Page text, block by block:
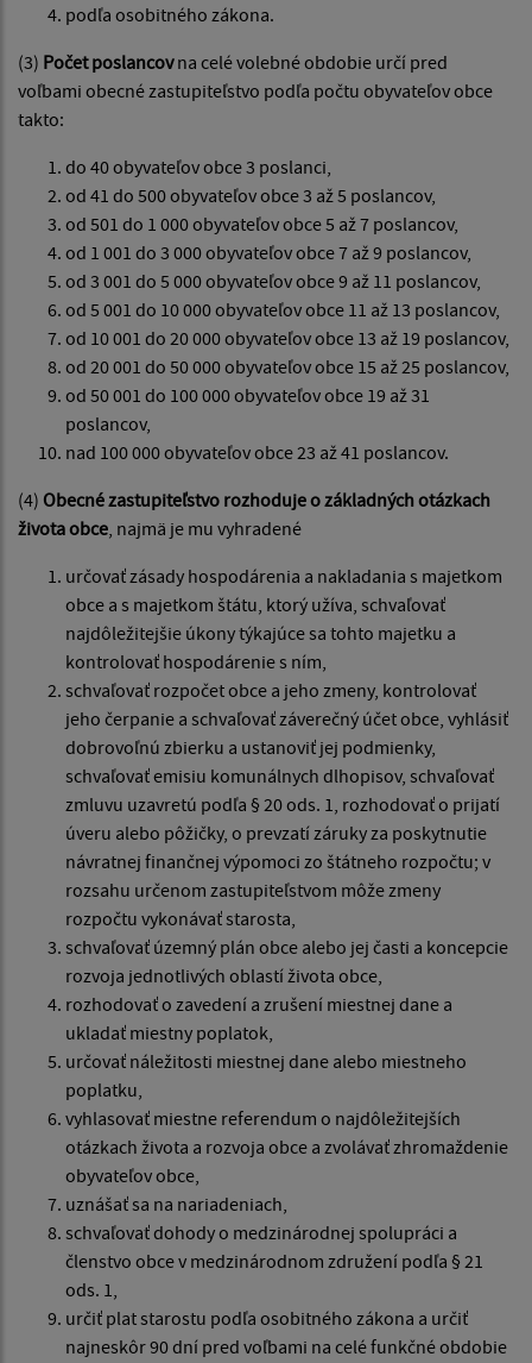
podľa osobitného zákona.
(3) Počet poslancovna celé volebné obdobie určí pred
voľbami obecné zastupiteľstvo podľa počtu obyvateľov obce
takto:
do 40 obyvateľov obce 3 poslanci,
od 41 do 500 obyvateľov obce 3 až 5 poslancov,
od 501 do 1 000 obyvateľov obce 5 až 7 poslancov,
od 1 001 do 3 000 obyvateľov obce 7 až 9 poslancov,
od 3 001 do 5 000 obyvateľov obce 9 až 11 poslancov,
od 5 001 do 10 000 obyvateľov obce 11 až 13 poslancov,
od 10 001 do 20 000 obyvateľov obce 13 až 19 poslancov,
od 20 001 do 50 000 obyvateľov obce 15 až 25 poslancov,
od 50 001 do 100 000 obyvateľov obce 19 až 31
poslancov,
nad 100 000 obyvateľov obce 23 až 41 poslancov.
(4) Obecné zastupiteľstvo rozhoduje o základných otázkach
života obce, najmä je mu vyhradené
určovať zásady hospodárenia a nakladania s majetkom
obce a s majetkom štátu, ktorý užíva, schvaľovať
najdôležitejšie úkony týkajúce sa tohto majetku a
kontrolovať hospodárenie s ním,
schvaľovať rozpočet obce a jeho zmeny, kontrolovať
jeho čerpanie a schvaľovať záverečný účet obce, vyhlásiť
dobrovoľnú zbierku a ustanoviť jej podmienky,
schvaľovať emisiu komunálnych dlhopisov, schvaľovať
zmluvu uzavretú podľa § 20 ods. 1, rozhodovať o prijatí
úveru alebo pôžičky, o prevzatí záruky za poskytnutie
návratnej finančnej výpomoci zo štátneho rozpočtu; v
rozsahu určenom zastupiteľstvom môže zmeny
rozpočtu vykonávať starosta,
schvaľovať územný plán obce alebo jej časti a koncepcie
rozvoja jednotlivých oblastí života obce,
rozhodovať o zavedení a zrušení miestnej dane a
ukladať miestny poplatok,
určovať náležitosti miestnej dane alebo miestneho
poplatku,
vyhlasovať miestne referendum o najdôležitejších
otázkach života a rozvoja obce a zvolávať zhromaždenie
obyvateľov obce,
uznášať sa na nariadeniach,
schvaľovať dohody o medzinárodnej spolupráci a
členstvo obce v medzinárodnom združení podľa § 21
ods. 1,
určiť plat starostu podľa osobitného zákona a určiť
najneskôr 90 dní pred voľbami na celé funkčné obdobie